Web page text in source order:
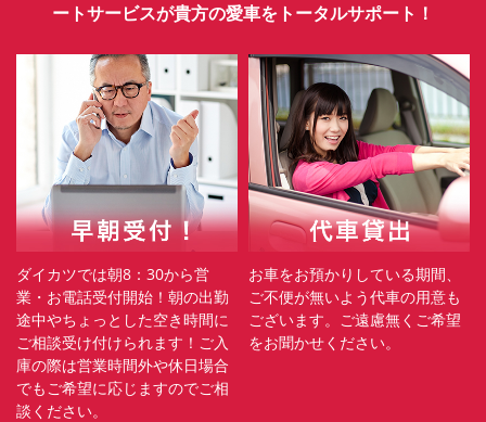
ートサービスが貴方の愛車をトータルサポート！
ダイカツでは朝8：30から営
業・お電話受付開始！朝の出勤
途中やちょっとした空き時間に
ご相談受け付けられます！ご入
庫の際は営業時間外や休日場合
でもご希望に応じますのでご相
談ください。
お車をお預かりしている期間、
ご不便が無いよう代車の用意も
ございます。ご遠慮無くご希望
をお聞かせください。